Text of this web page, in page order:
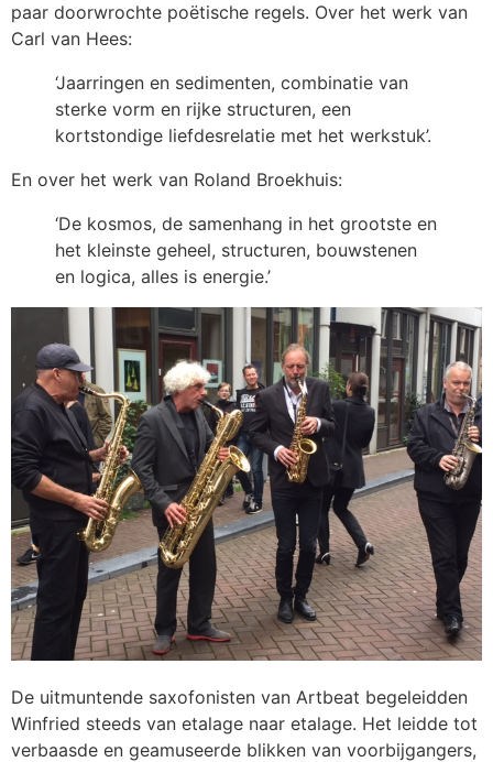
paar doorwrochte poëtische regels. Over het werk van
Carl van Hees:
‘Jaarringen en sedimenten, combinatie van
sterke vorm en rijke structuren, een
kortstondige liefdesrelatie met het werkstuk’.
En over het werk van Roland Broekhuis:
‘De kosmos, de samenhang in het grootste en
het kleinste geheel, structuren, bouwstenen
en logica, alles is energie.’
De uitmuntende saxofonisten van Artbeat begeleidden
Winfried steeds van etalage naar etalage. Het leidde tot
verbaasde en geamuseerde blikken van voorbijgangers,